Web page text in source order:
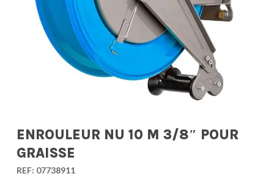
ENROULEUR NU 10 M 3/8″ POUR
GRAISSE
REF: 07738911